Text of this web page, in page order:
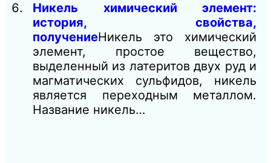
Никель химический элемент:
история, свойства,
получениеНикель это химический
элемент, простое вещество,
выделенный из латеритов двух руд и
магматических сульфидов, никель
является переходным металлом.
Название никель…